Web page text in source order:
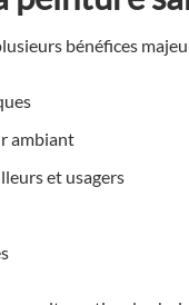
bénéfices
ambiant
et usagers